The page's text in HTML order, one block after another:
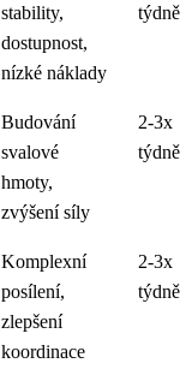
stability,
dostupnost,
nízké náklady
týdně
Budování
svalové
hmoty,
zvýšení síly
2-3x
týdně
Komplexní
posílení,
zlepšení
koordinace
2-3x
týdně